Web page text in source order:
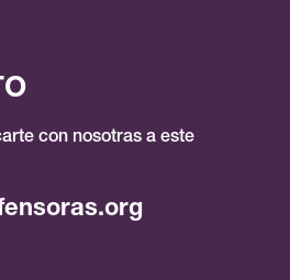
con nosotras a este